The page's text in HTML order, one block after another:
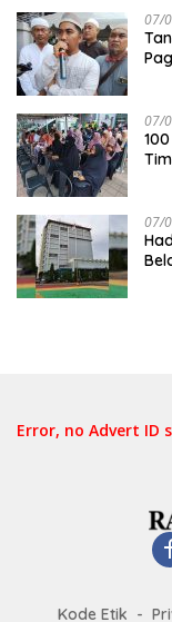
07/
07/
07/
Error, no Advert ID
Kode Etik